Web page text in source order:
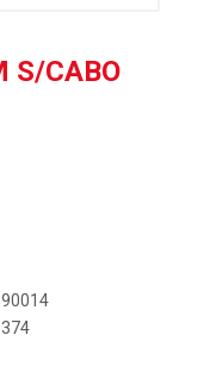
S/CABO